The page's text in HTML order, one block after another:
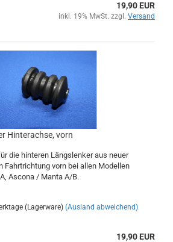
19,90 EUR
inkl. 19% MwSt. zzgl. Versand
Hinterachse, vorn
die hinteren Längslenker aus neuer
Fahrtrichtung vorn bei allen Modellen
Ascona / Manta A/B.
(Lagerware) (Ausland abweichend)
19,90 EUR